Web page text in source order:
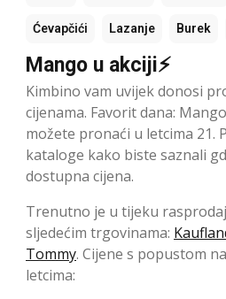
Ćevapčići Lazanje Burek
Mango u akciji⚡
Kimbino vam uvijek donosi
cijenama. Favorit dana:
možete pronaći u letcima 21.
kataloge kako biste saznali
dostupna cijena.
Trenutno je u tijeku
sljedećim trgovinama:
Tommy. Cijene s popustom
letcima: